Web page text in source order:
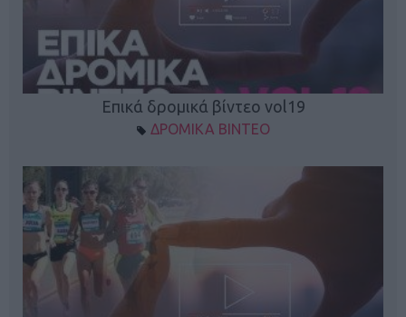
Επικά δρομικά βίντεο vol19
ΔΡΟΜΙΚΑ ΒΙΝΤΕΟ